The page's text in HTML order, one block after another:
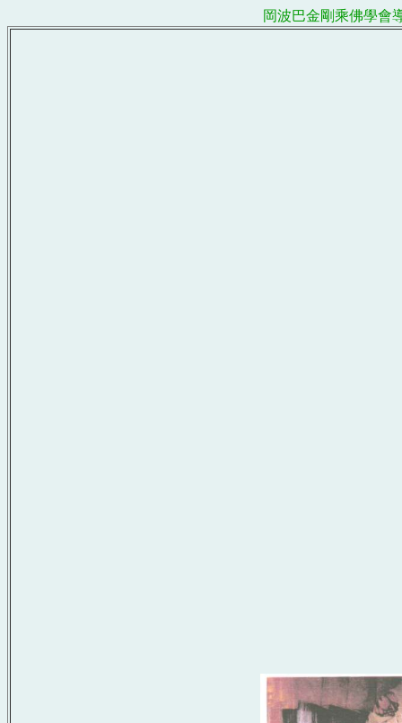
岡波巴金剛乘佛學會